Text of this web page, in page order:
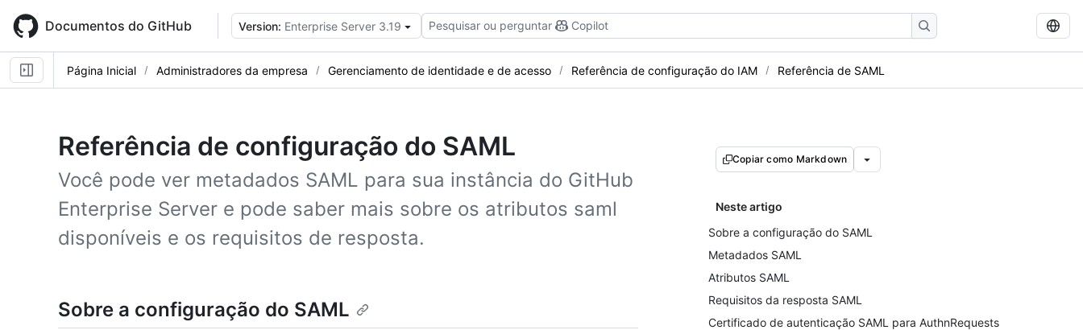
main
content
Documentos do GitHub Version: Enterprise Server 3.19 Pesquisar ou perguntar Copilot
Página Inicial Administradores da empresa Gerenciamento de identidade e de acesso Referência de configuração do IAM Referência de SAML
Referência de configuração do SAML
Você pode ver metadados SAML para sua instância do GitHub
Enterprise Server e pode saber mais sobre os atributos saml
disponíveis e os requisitos de resposta.
Copiar como Markdown
Neste artigo
Sobre a configuração do SAML
Metadados SAML
Atributos SAML
Requisitos da resposta SAML
Certificado de autenticação SAML para AuthnRequests
Sobre a configuração do SAML